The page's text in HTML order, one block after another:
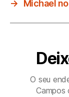
→
Michael
O seu
Campos